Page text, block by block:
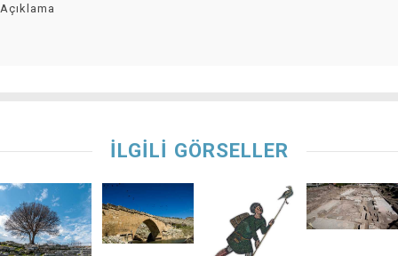
Açıklama
İLGİLİ GÖRSELLER